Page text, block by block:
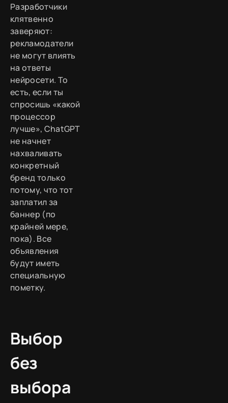
Разработчики
клятвенно
заверяют:
рекламодатели
не могут влиять
на ответы
нейросети. То
есть, если ты
спросишь «какой
процессор
лучше», ChatGPT
не начнет
нахваливать
конкретный
бренд только
потому, что тот
заплатил за
баннер (по
крайней мере,
пока). Все
объявления
будут иметь
специальную
пометку.
Выбор
без
выбора